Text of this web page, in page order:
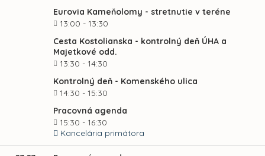
Eurovia Kameňolomy - stretnutie v teréne
13:00 - 13:30
Cesta Kostolianska - kontrolný deň ÚHA a
Majetkové odd.
13:30 - 14:30
Kontrolný deň - Komenského ulica
14:30 - 15:30
Pracovná agenda
15:30 - 16:30
Kancelária primátora